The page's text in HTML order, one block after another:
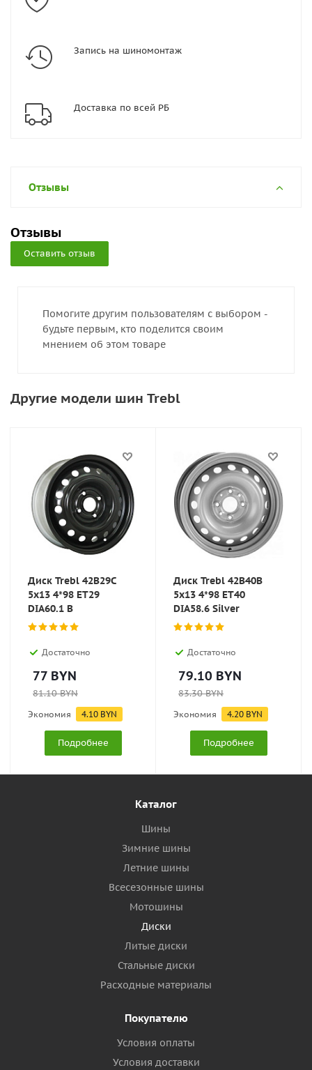
Запись на шиномонтаж
Доставка по всей РБ
Отзывы
Отзывы
Оставить отзыв
Помогите другим пользователям с выбором -
будьте первым, кто поделится своим
мнением об этом товаре
Другие модели шин Trebl
Диск Trebl 42B29C
5x13 4*98 ET29
DIA60.1 B
Достаточно
77 BYN
81.10BYN
Экономия 4.10 BYN
Подробнее
Диск Trebl 42B40B
5x13 4*98 ET40
DIA58.6 Silver
Достаточно
79.10 BYN
83.30BYN
Экономия 4.20 BYN
Подробнее
Каталог
Шины
Зимние шины
Летние шины
Всесезонные шины
Мотошины
Диски
Литые диски
Стальные диски
Расходные материалы
Покупателю
Условия оплаты
Условия доставки